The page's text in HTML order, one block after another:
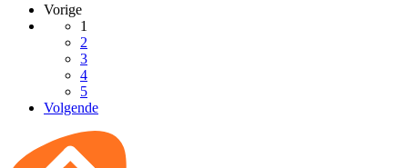
Vorige
1
2
3
4
5
Volgende